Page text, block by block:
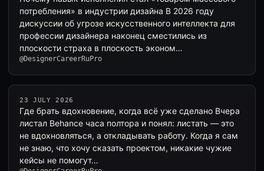
потребления» в индустрии дизайна В 2026 году
дискуссии об угрозе искусственного интеллекта для
профессии дизайнера наконец сместились из
плоскости страха в плоскость эконом…
@DesignerCareerRuPro
23 JULY 2026
Где брать вдохновение, когда всё уже сделано Вчера
листал Behance часа полтора и понял: листать — это
не вдохновляться, а откладывать работу. Когда я сам
не знаю, что хочу сказать проектом, никакие чужие
кейсы не помогут…